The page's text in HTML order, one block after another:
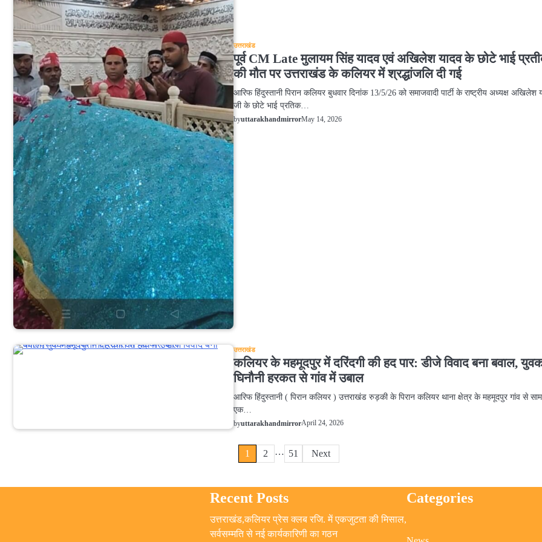
उत्तराखंड
पूर्व CM Late मुलायम सिंह यादव एवं अखिलेश यादव के छोटे भाई
की मौत पर उत्तराखंड के कलियर में श्रद्धांजलि दी गई
आरिफ हिंदुस्तानी पिरान कलियर बुधवार दिनांक 13/5/26 को समाजवादी पार्टी के राष्ट्रीय अध्यक्ष अखिलेश
जी के छोटे भाई प्रतिक…
byuttarakhandmirrorMay 14, 2026
उत्तराखंड
कलियर के महमूदपुर में दरिंदगी की हद पार: डीजे विवाद बना बवाल,
घिनौनी हरकत से गांव में उबाल
आरिफ हिंदुस्तानी ( पिरान कलियर ) उत्तराखंड रुड़की के पिरान कलियर थाना क्षेत्र के महमूदपुर गांव से
एक…
byuttarakhandmirrorApril 24, 2026
1 2 … 51 Next
Recent Posts
उत्तराखंड,कलियर प्रेस क्लब रजि. में एकजुटता की मिसाल,
सर्वसम्मति से नई कार्यकारिणी का गठन
Categories